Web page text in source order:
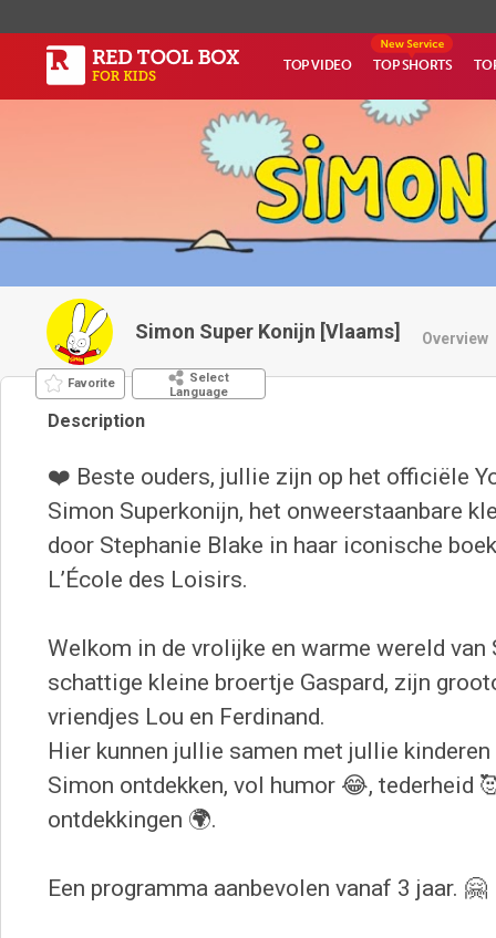
TOP VIDEO TOP SHORTS
Simon Super Konijn [Vlaams] Overview
Favorite
Select
Language
Description
❤️ Beste ouders, jullie zijn op het officiële
Simon Superkonijn, het onweerstaanbare
door Stephanie Blake in haar iconische
L’École des Loisirs.
Welkom in de vrolijke en warme wereld van
schattige kleine broertje Gaspard, zijn
vriendjes Lou en Ferdinand.
Hier kunnen jullie samen met jullie kinderen
Simon ontdekken, vol humor 😂, tederheid
ontdekkingen 🌍.
Een programma aanbevolen vanaf 3 jaar. 🤗